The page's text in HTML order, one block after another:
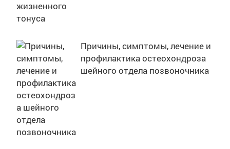
Причины, симптомы, лечение и
профилактика остеохондроза
шейного отдела позвоночника